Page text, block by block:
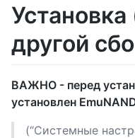
другой
ВАЖНО - перед
установлен
(“Системные